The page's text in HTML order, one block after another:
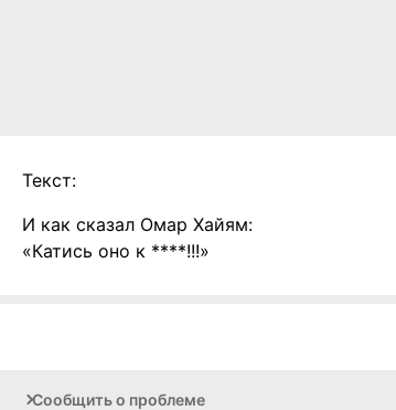
Текст:
И как сказал Омар Хайям:
«Катись оно к ****!!!»
Сообщить о проблеме